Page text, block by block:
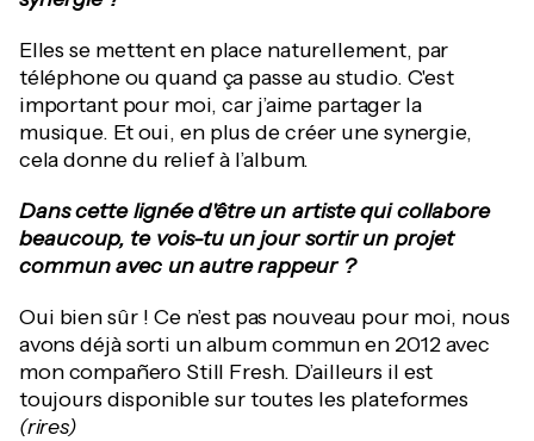
Elles se mettent en place naturellement, par
téléphone ou quand ça passe au studio. C'est
important pour moi, car j’aime partager la
musique. Et oui, en plus de créer une synergie,
cela donne du relief à l’album.
Dans cette lignée d'être un artiste qui collabore
beaucoup, te vois-tu un jour sortir un projet
commun avec un autre rappeur ?
Oui bien sûr ! Ce n’est pas nouveau pour moi, nous
avons déjà sorti un album commun en 2012 avec
mon compañero Still Fresh. D’ailleurs il est
toujours disponible sur toutes les plateformes
(rires)